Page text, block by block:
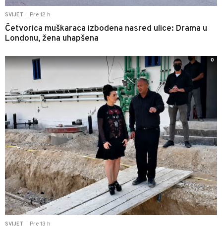
SVIJET Pre 12 h
Četvorica muškaraca izbodena nasred ulice: Drama u
Londonu, žena uhapšena
SVIJET Pre 13 h
0